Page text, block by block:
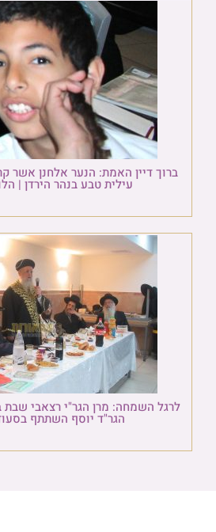
עילית טבע בנהר הירדן |
לרגל השמחה: מרן הגר"י רצאבי
הגר"ד יוסף השתתף